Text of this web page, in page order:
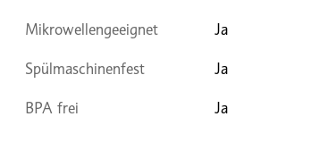
Mikrowellengeeignet Ja
Spülmaschinenfest Ja
BPA frei Ja